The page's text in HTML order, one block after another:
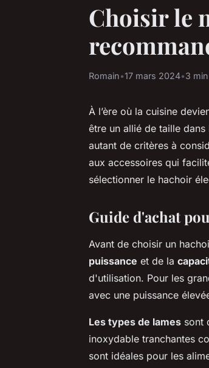
Choisir le
Romain•17 mars 2024•3
À l’ère où la cuisine
être un allié de taille
autant de critères à
aux accessoires qui
sélectionner le hachoir
Guide d'achat
Avant de choisir un
puissance et de la
d'utilisation. Pour les
avec une puissance
Les types de lames sont
inoxydable tranchantes
sont idéales pour les